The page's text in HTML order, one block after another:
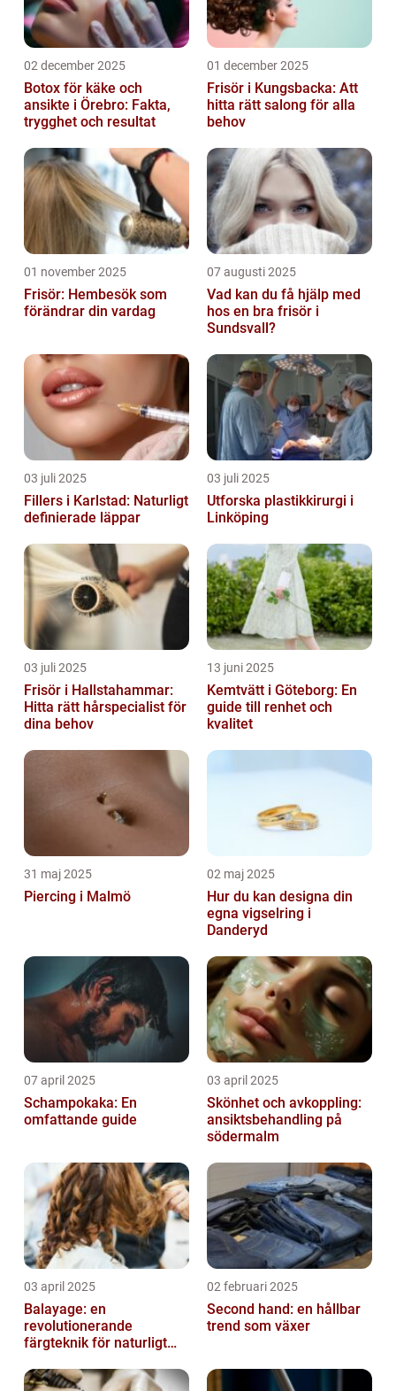
02 december 2025
Botox för käke och
ansikte i Örebro: Fakta,
trygghet och resultat
01 december 2025
Frisör i Kungsbacka: Att
hitta rätt salong för alla
behov
01 november 2025
Frisör: Hembesök som
förändrar din vardag
07 augusti 2025
Vad kan du få hjälp med
hos en bra frisör i
Sundsvall?
03 juli 2025
Fillers i Karlstad: Naturligt
definierade läppar
03 juli 2025
Utforska plastikkirurgi i
Linköping
03 juli 2025
Frisör i Hallstahammar:
Hitta rätt hårspecialist för
dina behov
13 juni 2025
Kemtvätt i Göteborg: En
guide till renhet och
kvalitet
31 maj 2025
Piercing i Malmö
02 maj 2025
Hur du kan designa din
egna vigselring i
Danderyd
07 april 2025
Schampokaka: En
omfattande guide
03 april 2025
Skönhet och avkoppling:
ansiktsbehandling på
södermalm
03 april 2025
Balayage: en
revolutionerande
färgteknik för naturligt
02 februari 2025
Second hand: en hållbar
trend som växer